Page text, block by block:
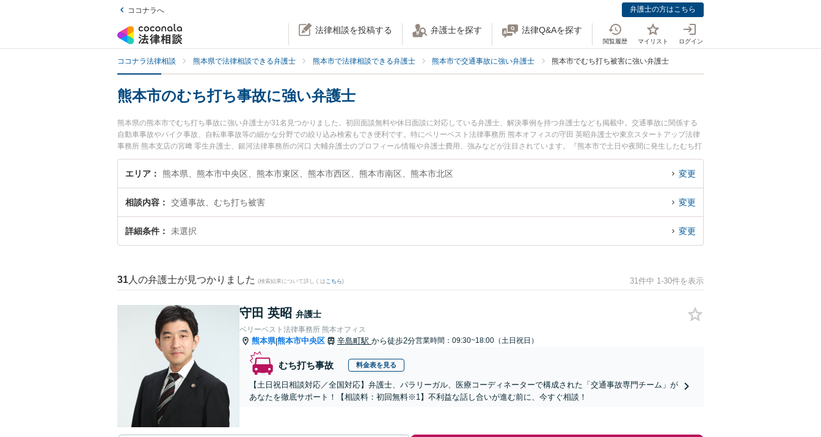
ココナラへ 弁護士の方はこちら
法律相談を投稿する 弁護士を探す 法律Q&Aを探す
閲覧履歴 マイリスト ログイン
ココナラ法律相談 熊本県で法律相談できる弁護士 熊本市で法律相談できる弁護士 熊本市で交通事故に強い弁護士 熊本市でむち打ち被害に強い弁護士
熊本市のむち打ち事故に強い弁護士
熊本県の熊本市でむち打ち事故に強い弁護士が31名見つかりました。初回面談無料や休日面談に対応している弁護士、解決事例を持つ弁護士なども掲載中。交通事故に関係する
自動車事故やバイク事故、自転車事故等の細かな分野での絞り込み検索もでき便利です。特にベリーベスト法律事務所 熊本オフィスの守田 英昭弁護士や東京スタートアップ法律
事務所 熊本支店の宮﨑 零生弁護士、銀河法律事務所の河口 大輔弁護士のプロフィール情報や弁護士費用、強みなどが注目されています。『熊本市で土日や夜間に発生したむち打
ち事故のトラブルを今すぐに弁護士に相談したい』『むち打ち事故のトラブル解決の実績豊富な近くの弁護士を検索したい』『初回相談無料でむち打ち事故を法律相談できる熊本
市内の弁護士に相談予約したい』などでお困りの相談者さんにおすすめです。
エリア 熊本県、熊本市中央区、熊本市東区、熊本市西区、熊本市南区、熊本市北区 変更
相談内容 交通事故、むち打ち被害 変更
詳細条件 未選択 変更
31 人の弁護士が見つかりました (検索結果について詳しくは こちら) 31件中 1-30件を表示
守田 英昭 弁護士
ベリーベスト法律事務所 熊本オフィス
熊本県|熊本市中央区 辛島町駅 から徒歩2分営業時間：09:30~18:00（土日祝日）
むち打ち事故 料金表を見る
【土日祝日相談対応／全国対応】弁護士、パラリーガル、医療コーディネーターで構成された「交通事故専門チーム」が
あなたを徹底サポート！【相談料：初回無料※1】不利益な話し合いが進む前に、今すぐ相談！